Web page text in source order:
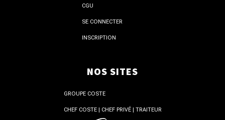
CGU
SE CONNECTER
INSCRIPTION
NOS SITES
GROUPE COSTE
CHEF COSTE | CHEF PRIVÉ | TRAITEUR